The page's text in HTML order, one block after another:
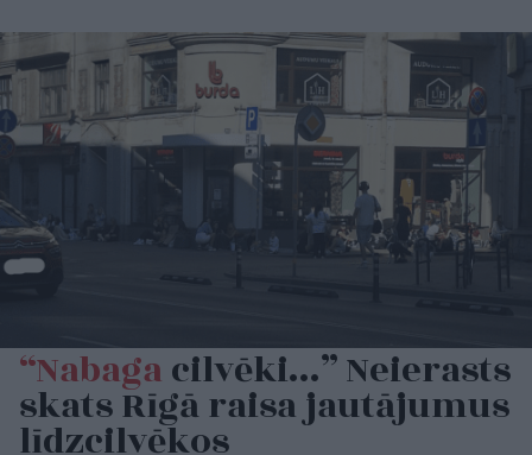
“Nabagacilvēki…” Neierasts
skats Rīgā raisa jautājumus
līdzcilvēkos